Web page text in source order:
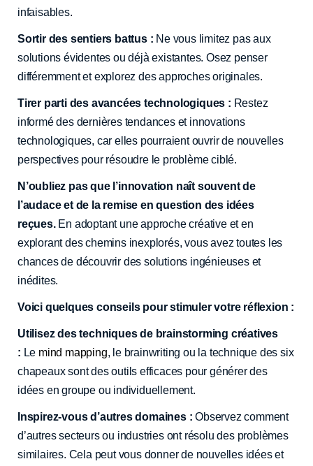
infaisables.
Sortir des sentiers battus : Ne vous limitez pas aux
solutions évidentes ou déjà existantes. Osez penser
différemment et explorez des approches originales.
Tirer parti des avancées technologiques : Restez
informé des dernières tendances et innovations
technologiques, car elles pourraient ouvrir de nouvelles
perspectives pour résoudre le problème ciblé.
N’oubliez pas que l’innovation naît souvent de
l’audace et de la remise en question des idées
reçues.En adoptant une approche créative et en
explorant des chemins inexplorés, vous avez toutes les
chances de découvrir des solutions ingénieuses et
inédites.
Voici quelques conseils pour stimuler votre réflexion :
Utilisez des techniques de brainstorming créatives
: Le mind mapping, le brainwriting ou la technique des six
chapeaux sont des outils efficaces pour générer des
idées en groupe ou individuellement.
Inspirez-vous d’autres domaines : Observez comment
d’autres secteurs ou industries ont résolu des problèmes
similaires. Cela peut vous donner de nouvelles idées et